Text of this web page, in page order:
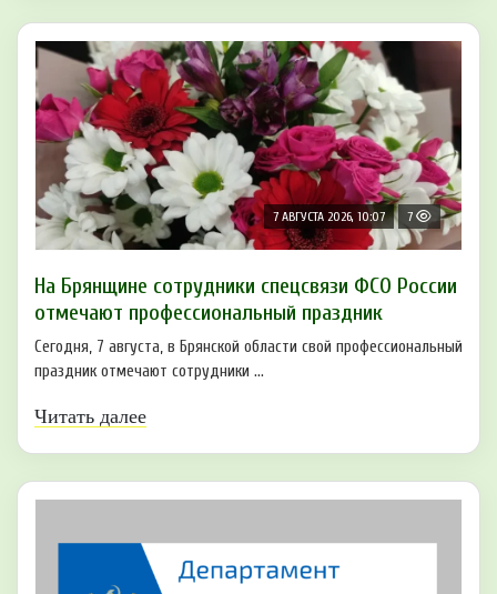
7 АВГУСТА 2026, 10:07 7
На Брянщине сотрудники спецсвязи ФСО России
отмечают профессиональный праздник
Сегодня, 7 августа, в Брянской области свой профессиональный
праздник отмечают сотрудники ...
Читать далее